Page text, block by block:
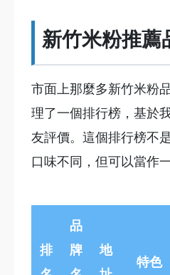
新竹米粉推薦
市面上那麼多新竹米粉
理了一個排行榜，基於
友評價。這個排行榜不
口味不同，但可以當作
排
品
牌
地
特色